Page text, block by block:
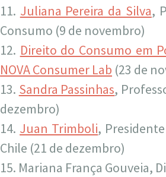
Juliana Pereira da Silva,
Consumo (9 de novembro)
Direito do Consumo em
NOVA Consumer Lab (23 de
Sandra Passinhas,
dezembro)
Juan Trimboli,
Chile (21 de dezembro)
Mariana França Gouveia,